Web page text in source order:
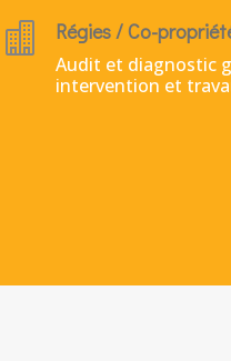
 Régies / Co-
Audit et diagnostic
intervention et